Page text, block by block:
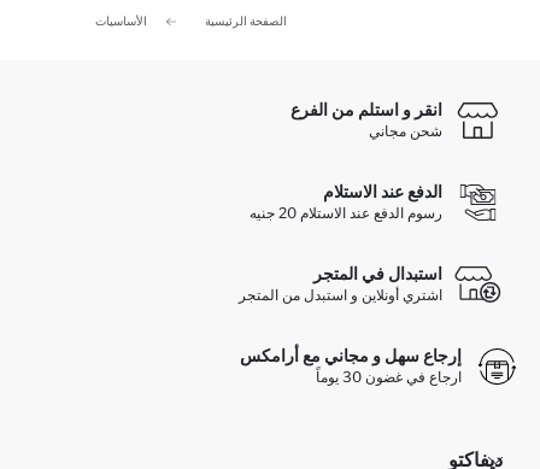
الصفحة الرئيسية الأساسيات
انقر و استلم من الفرع
شحن مجاني
الدفع عند الاستلام
رسوم الدفع عند الاستلام 20 جنيه
استبدال في المتجر
اشتري أونلاين و استبدل من المتجر
إرجاع سهل و مجاني مع أرامكس
ارجاع في غضون 30 يوماً
ديفاكتو